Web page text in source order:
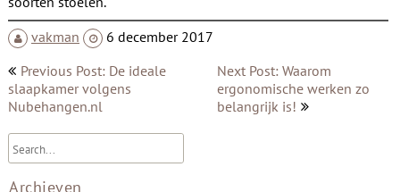
vakman
6 december 2017
Bericht
navigatie
Previous Post: De ideale
slaapkamer volgens
Nubehangen.nl
Next Post: Waarom
ergonomische werken zo
belangrijk is!
Archieven